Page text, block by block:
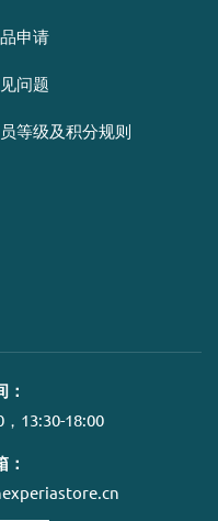
申请
问题
等级及积分规则
：
13:30-18:00
：